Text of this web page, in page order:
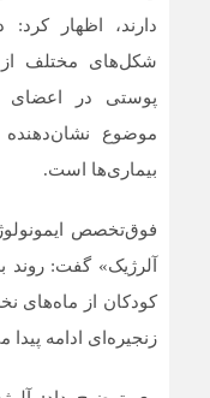
دارند، اظهار کرد:
شکل‌های مختلف از
پوستی در اعضای
موضوع
بیماری‌ها است.
فوق‌تخصص
آلرژیک» گفت: روند
کودکان از ماه‌های
زنجیره‌ای ادامه پیدا